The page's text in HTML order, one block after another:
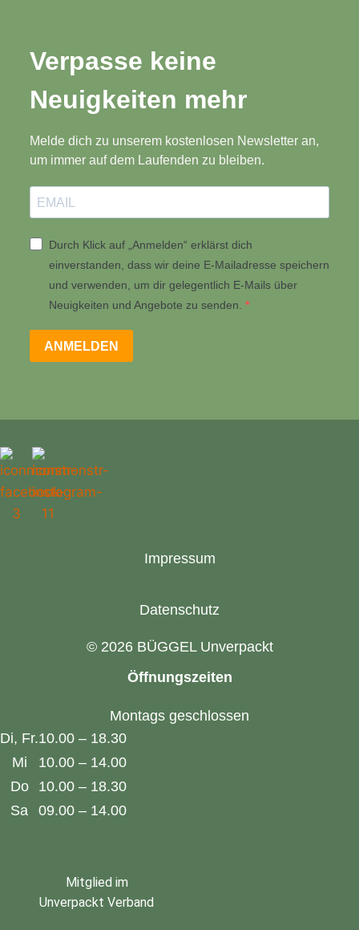
Verpasse keine
Neuigkeiten mehr
Melde dich zu unserem kostenlosen Newsletter an,
um immer auf dem Laufenden zu bleiben.
Durch Klick auf „Anmelden“ erklärst dich
einverstanden, dass wir deine E-Mailadresse speichern
und verwenden, um dir gelegentlich E-Mails über
Neuigkeiten und Angebote zu senden.
ANMELDEN
Impressum
Datenschutz
© 2026 BÜGGEL Unverpackt
Öffnungszeiten
Montags geschlossen
Di, Fr.
Mi
Do
Sa
10.00 – 18.30
10.00 – 14.00
10.00 – 18.30
09.00 – 14.00
Mitglied im
Unverpackt Verband